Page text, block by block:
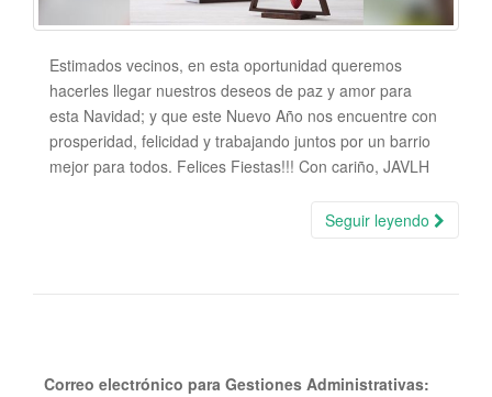
Estimados vecinos, en esta oportunidad queremos
hacerles llegar nuestros deseos de paz y amor para
esta Navidad; y que este Nuevo Año nos encuentre con
prosperidad, felicidad y trabajando juntos por un barrio
mejor para todos. Felices Fiestas!!! Con cariño, JAVLH
Seguir leyendo
Correo electrónico para Gestiones Administrativas: